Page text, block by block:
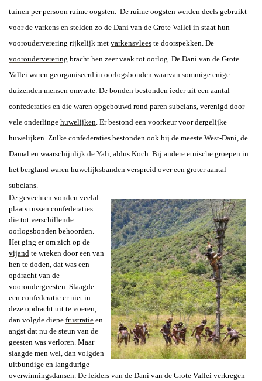
tuinen per persoon ruime oogsten
De ruime oogsten werden deels gebruikt
voor de varkens en stelden zo de Dani van de Grote Vallei in staat hun
voorouderverering rijkelijk met varkensvlees te doorspekken. De
voorouderverering bracht hen zeer vaak tot oorlog. De Dani van de Grote
Vallei waren georganiseerd in oorlogsbonden waarvan sommige enige
duizenden mensen omvatte. De bonden bestonden ieder uit een aantal
confederaties en die waren opgebouwd rond paren subclans, verenigd door
vele onderlinge huwelijken . Er bestond een voorkeur voor dergelijke
huwelijken. Zulke confederaties bestonden ook bij de meeste West-Dani, de
Damal en waarschijnlijk de Yali aldus Koch. Bij andere etnische groepen in
het bergland waren huwelijksbanden verspreid over een groter aantal
subclans.
De gevechten vonden veelal
plaats tussen confederaties
die tot verschillende
oorlogsbonden behoorden.
Het ging er om zich op de
vijand te wreken door een van
hen te doden, dat was een
opdracht van de
vooroudergeesten. Slaagde
een confederatie er niet in
deze opdracht uit te voeren,
dan volgde diepe frustratie en
angst dat nu de steun van de
geesten was verloren. Maar
slaagde men wel, dan volgden
uitbundige en langdurige
overwinningsdansen. De leiders van de Dani van de Grote Vallei verkregen